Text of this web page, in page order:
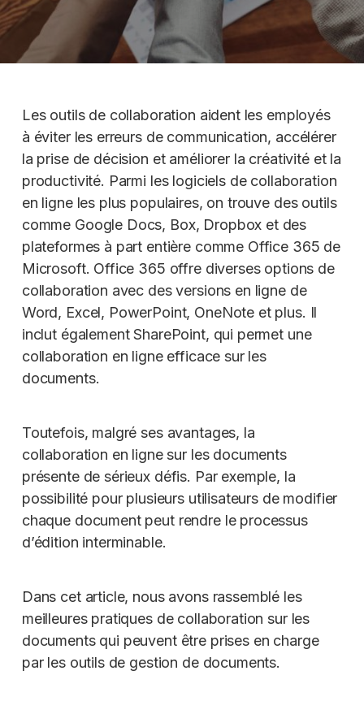
Les outils de collaboration aident les employés
à éviter les erreurs de communication, accélérer
la prise de décision et améliorer la créativité et la
productivité. Parmi les logiciels de collaboration
en ligne les plus populaires, on trouve des outils
comme Google Docs, Box, Dropbox et des
plateformes à part entière comme Office 365 de
Microsoft. Office 365 offre diverses options de
collaboration avec des versions en ligne de
Word, Excel, PowerPoint, OneNote et plus. Il
inclut également SharePoint, qui permet une
collaboration en ligne efficace sur les
documents.
Toutefois, malgré ses avantages, la
collaboration en ligne sur les documents
présente de sérieux défis. Par exemple, la
possibilité pour plusieurs utilisateurs de modifier
chaque document peut rendre le processus
d’édition interminable.
Dans cet article, nous avons rassemblé les
meilleures pratiques de collaboration sur les
documents qui peuvent être prises en charge
par les outils de gestion de documents.